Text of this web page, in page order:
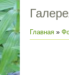
Главная »